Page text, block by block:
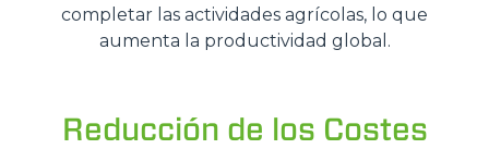
completar las actividades agrícolas, lo que
aumenta la productividad global.
Reducción de los Costes